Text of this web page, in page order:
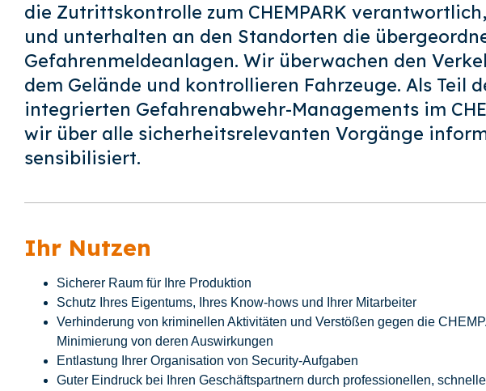
die Zutrittskontrolle zum CHEMPARK
und unterhalten an den Standorten die
Gefahrenmeldeanlagen. Wir überwachen den
dem Gelände und kontrollieren Fahrzeuge. Als Teil
integrierten Gefahrenabwehr-Managements im
wir über alle sicherheitsrelevanten Vorgänge
sensibilisiert.
Ihr Nutzen
Sicherer Raum für Ihre Produktion
Schutz Ihres Eigentums, Ihres Know-hows und Ihrer Mitarbeiter
Verhinderung von kriminellen Aktivitäten und Verstößen gegen die
Minimierung von deren Auswirkungen
Entlastung Ihrer Organisation von Security-Aufgaben
Guter Eindruck bei Ihren Geschäftspartnern durch professionellen,